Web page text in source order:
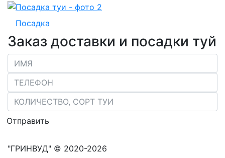
Посадка
Заказ доставки и посадки туй
Отправить
"ГРИНВУД" © 2020-2026